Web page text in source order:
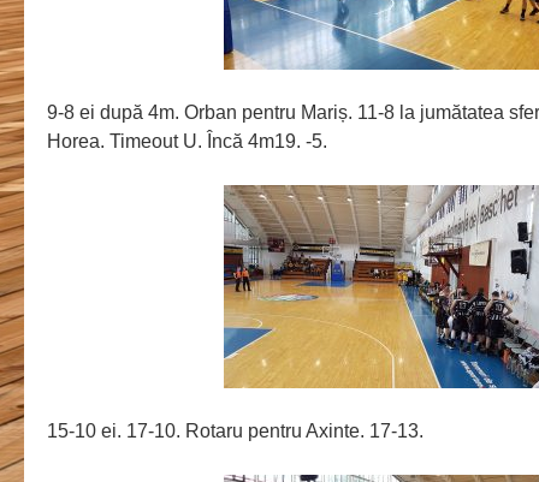
9-8 ei după 4m. Orban pentru Mariș. 11-8 la jumătatea
Horea. Timeout U. Încă 4m19. -5.
15-10 ei. 17-10. Rotaru pentru Axinte. 17-13.